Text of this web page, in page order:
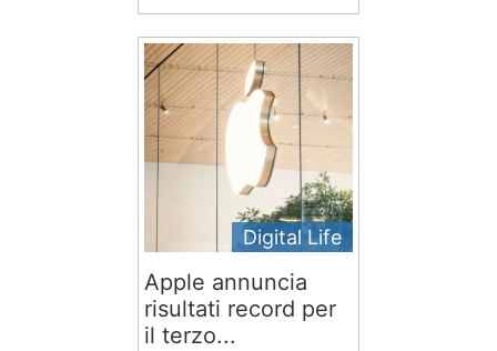
Digital Life
Apple annuncia
risultati record per
il terzo...